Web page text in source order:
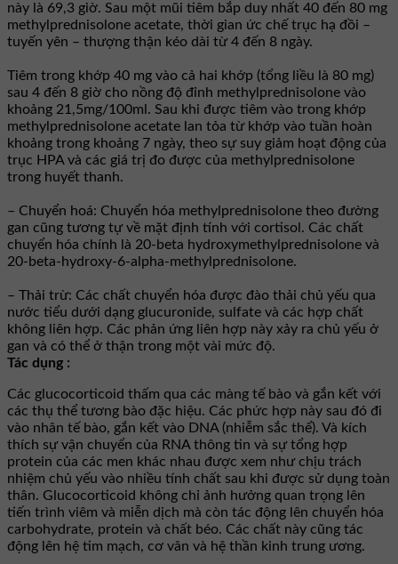
này là 69,3 giờ. Sau một mũi tiêm bắp duy nhất 40 đến 80 mg
methylprednisolone acetate, thời gian ức chế trục hạ đồi –
tuyến yên – thượng thận kéo dài từ 4 đến 8 ngày.
Tiêm trong khớp 40 mg vào cả hai khớp (tổng liều là 80 mg)
sau 4 đến 8 giờ cho nồng độ đỉnh methylprednisolone vào
khoảng 21,5mg/100ml. Sau khi được tiêm vào trong khớp
methylprednisolone acetate lan tỏa từ khớp vào tuần hoàn
khoảng trong khoảng 7 ngày, theo sự suy giảm hoạt động của
trục HPA và các giá trị đo được của methylprednisolone
trong huyết thanh.
– Chuyển hoá: Chuyển hóa methylprednisolone theo đường
gan cũng tương tự về mặt định tính với cortisol. Các chất
chuyển hóa chính là 20-beta hydroxymethylprednisolone và
20-beta-hydroxy-6-alpha-methylprednisolone.
– Thải trừ: Các chất chuyển hóa được đào thải chủ yếu qua
nước tiểu dưới dạng glucuronide, sulfate và các hợp chất
không liên hợp. Các phản ứng liên hợp này xảy ra chủ yếu ở
gan và có thể ở thận trong một vài mức độ.
Tác dụng :
Các glucocorticoid thấm qua các màng tế bào và gắn kết với
các thụ thể tương bào đặc hiệu. Các phức hợp này sau đó đi
vào nhân tế bào, gắn kết vào DNA (nhiễm sắc thể). Và kích
thích sự vận chuyển của RNA thông tin và sự tổng hợp
protein của các men khác nhau được xem như chịu trách
nhiệm chủ yếu vào nhiều tính chất sau khi được sử dụng toàn
thân. Glucocorticoid không chỉ ảnh hưởng quan trọng lên
tiến trình viêm và miễn dịch mà còn tác động lên chuyển hóa
carbohydrate, protein và chất béo. Các chất này cũng tác
động lên hệ tim mạch, cơ vân và hệ thần kinh trung ương.